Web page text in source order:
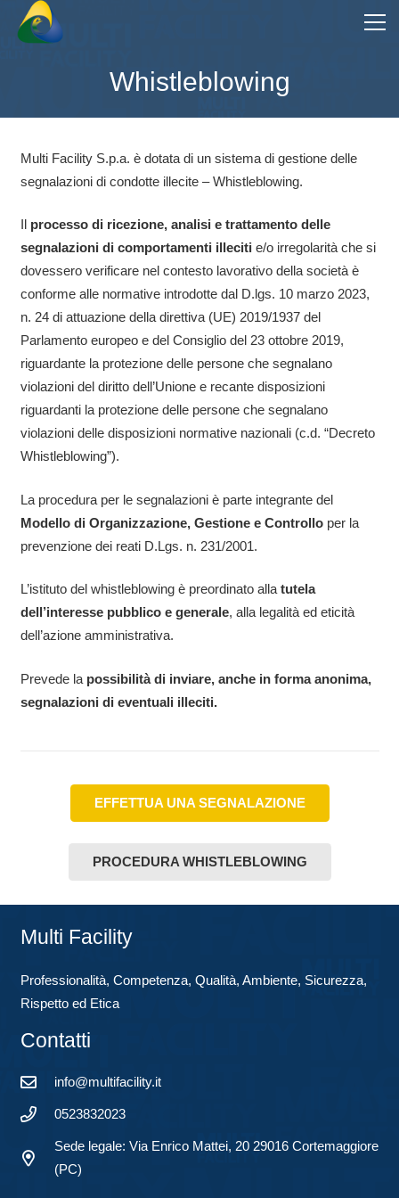
Whistleblowing
Multi Facility S.p.a. è dotata di un sistema di gestione delle
segnalazioni di condotte illecite – Whistleblowing.
processo di ricezione, analisi e trattamento delle
segnalazioni di comportamenti illeciti e/o irregolarità che si
dovessero verificare nel contesto lavorativo della società è
conforme alle normative introdotte dal D.lgs. 10 marzo 2023,
n. 24 di attuazione della direttiva (UE) 2019/1937 del
Parlamento europeo e del Consiglio del 23 ottobre 2019,
riguardante la protezione delle persone che segnalano
violazioni del diritto dell’Unione e recante disposizioni
riguardanti la protezione delle persone che segnalano
violazioni delle disposizioni normative nazionali (c.d. “Decreto
Whistleblowing”).
La procedura per le segnalazioni è parte integrante del
Modello di Organizzazione, Gestione e Controlloper la
prevenzione dei reati D.Lgs. n. 231/2001.
L’istituto del whistleblowing è preordinato allatutela
dell’interesse pubblico e generale, alla legalità ed eticità
dell’azione amministrativa.
Prevede la possibilità di inviare, anche in forma anonima,
segnalazioni di eventuali illeciti.
EFFETTUA UNA SEGNALAZIONE
PROCEDURA WHISTLEBLOWING
Multi Facility
Professionalità, Competenza, Qualità, Ambiente, Sicurezza,
Rispetto ed Etica
Contatti
info@multifacility.it
0523832023
Sede legale: Via Enrico Mattei, 20 29016 Cortemaggiore
(PC)